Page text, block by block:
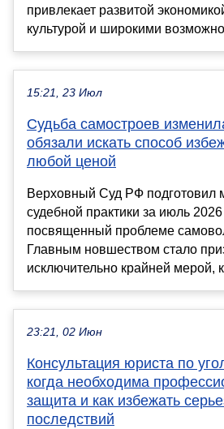
привлекает развитой
культурой и широкими
15:21, 23 Июл
Судьба самостроев
обязали искать способ
любой ценой
Верховный Суд РФ подготовил
судебной практики за июль 2026
посвященный проблеме
Главным новшеством стало
исключительно крайней мерой,
23:21, 02 Июн
Консультация юриста по
когда необходима
защита и как избежать
последствий